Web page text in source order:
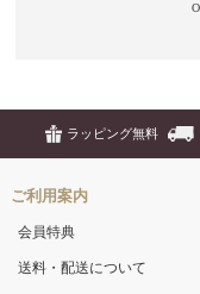
ラッピング無料
ご利用案内
会員特典
送料・配送について